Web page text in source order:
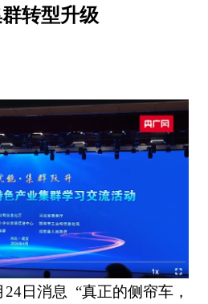
转型升级
日消息 “真正的侧帘车，